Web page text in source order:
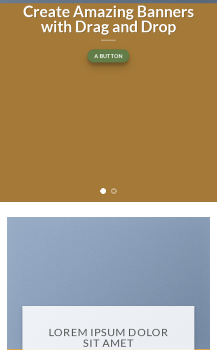
amet
Lorem ipsum dolor sit amet, consectetuer adipiscing
diam nonummy nibh euismod tincidunt ut laoreet
magna aliquam erat volutpat….
LOREM IPSUM DOLOR
SIT AMET